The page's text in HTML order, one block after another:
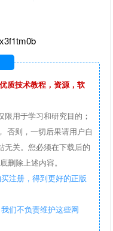
质技术教程，资源，软
用于学习和研究目的；
否则，一切后果请用户自
无关。您必须在下载后的
删除上述内容。
注册，得到更好的正版
们不负责维护这些网